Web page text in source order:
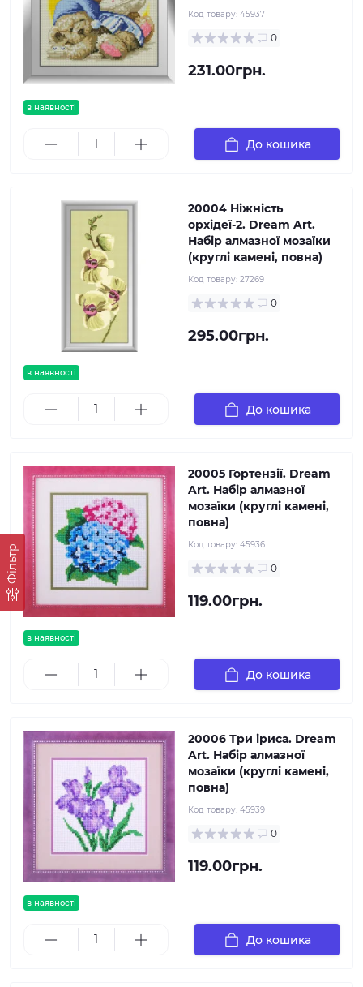
Фільтр
в наявності
Код товару: 45937
0
231.00грн.
До кошика
в наявності
20004 Ніжність
орхідеї-2. Dream Art.
Набір алмазної мозаїки
(круглі камені, повна)
Код товару: 27269
0
295.00грн.
До кошика
в наявності
20005 Гортензії. Dream
Art. Набір алмазної
мозаїки (круглі камені,
повна)
Код товару: 45936
0
119.00грн.
До кошика
в наявності
20006 Три іриса. Dream
Art. Набір алмазної
мозаїки (круглі камені,
повна)
Код товару: 45939
0
119.00грн.
До кошика